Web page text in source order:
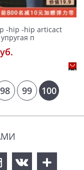
-hip -hip articact
п
98 99 100